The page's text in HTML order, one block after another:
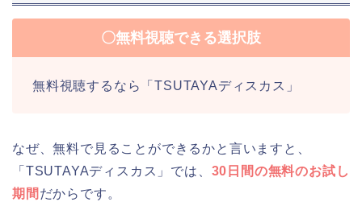
〇無料視聴できる選択肢
無料視聴するなら「TSUTAYAディスカス」
なぜ、無料で見ることができるかと言いますと、
「TSUTAYAディスカス」では、 30日間の無料のお試し
期間 だからです。